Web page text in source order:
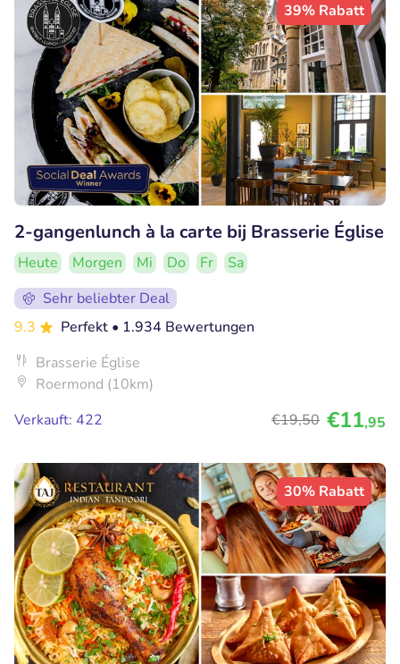
39% Rabatt
2-gangenlunch à la carte bij Brasserie Église
Heute Morgen Mi Do Fr
Sa
Sehr beliebter Deal
9.3
Perfekt • 1.934 Bewertungen
Brasserie Église
Roermond (10km)
Verkauft: 422
€19,50 €11,95
30% Rabatt